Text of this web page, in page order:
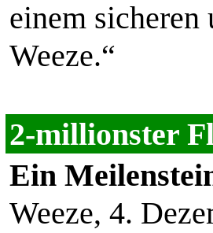
einem
Weeze.“
2-millionster
Ein
Weeze, 4.